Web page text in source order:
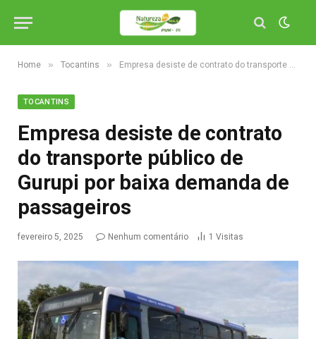
Home » Tocantins » Empresa desiste de contrato do transporte público de Gurupi por baixa demanda de passageiros
TOCANTINS
Empresa desiste de contrato
do transporte público de
Gurupi por baixa demanda de
passageiros
fevereiro 5, 2025 Nenhum comentário 1 Visitas